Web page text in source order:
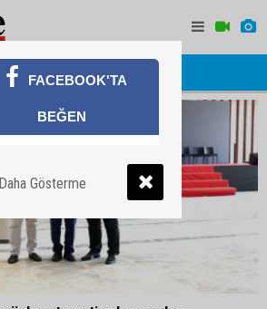
FACEBOOK'TA
BEĞEN
Gösterme